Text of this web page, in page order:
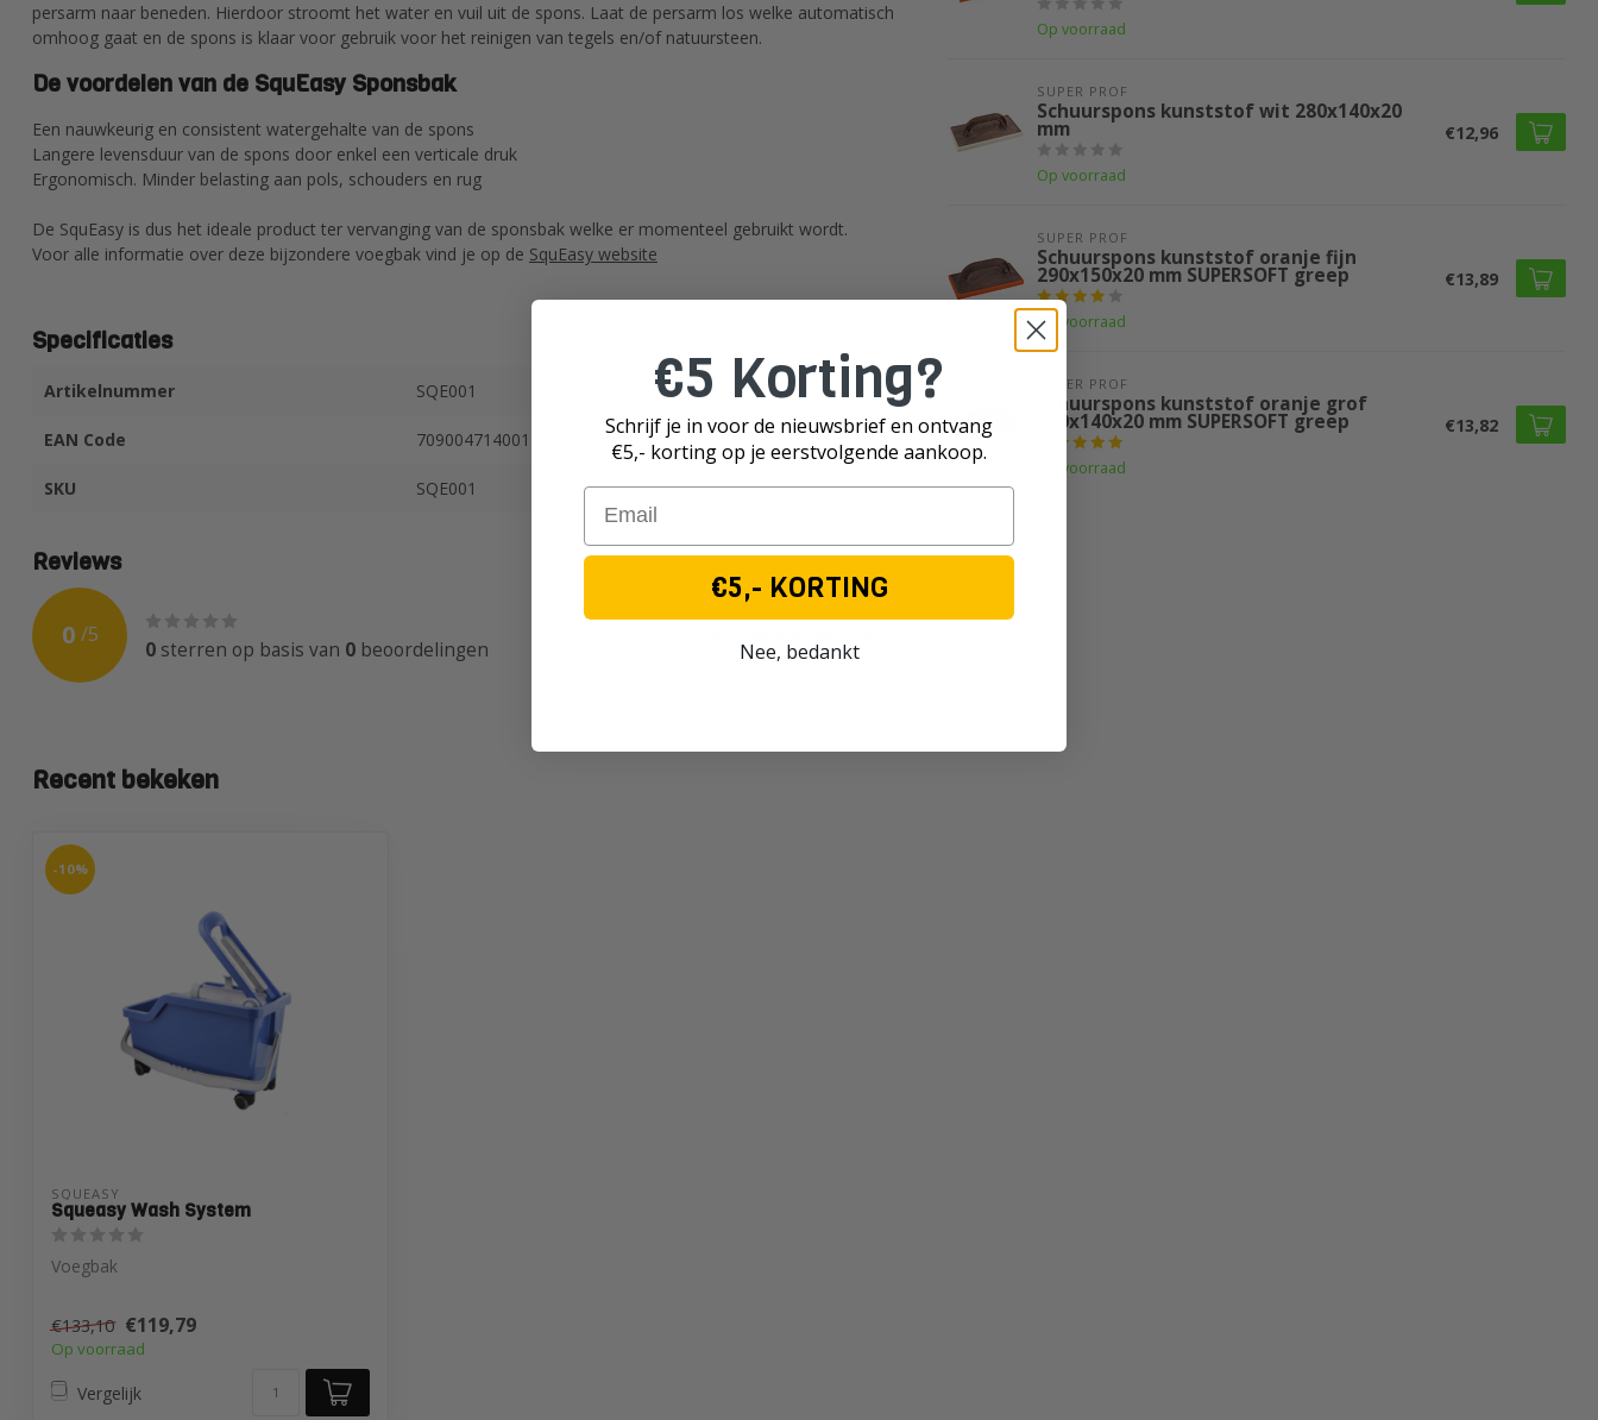
persarm naar beneden. Hierdoor stroomt het water en vuil uit de spons. Laat de persarm los welke automatisch
omhoog gaat en de spons is klaar voor gebruik voor het reinigen van tegels en/of natuursteen.
De voordelen van de SquEasy Sponsbak
Een nauwkeurig en consistent watergehalte van de spons
Langere levensduur van de spons door enkel een verticale druk
Ergonomisch. Minder belasting aan pols, schouders en rug
De SquEasy is dus het ideale product ter vervanging van de sponsbak welke er momenteel gebruikt wordt.
Voor alle informatie over deze bijzondere voegbak vind je op de SquEasy website
Specificaties
Artikelnummer SQE001
EAN Code 7090047140015
SKU SQE001
Reviews
0 /5
0 sterren op basis van 0 beoordelingen
Op voorraad
SUPER PROF
Schuurspons kunststof wit 280x140x20
mm
Op voorraad
€12,96
SUPER PROF
Schuurspons kunststof oranje fijn
290x150x20 mm SUPERSOFT greep
Op voorraad
€13,89
SUPER PROF
Schuurspons kunststof oranje grof
280x140x20 mm SUPERSOFT greep
Op voorraad
€13,82
Recent bekeken
-10%
SQUEASY
Squeasy Wash System
Voegbak
€133,10 €119,79
Op voorraad
Vergelijk
€5 Korting?
Schrijf je in voor de nieuwsbrief en ontvang
€5,- korting op je eerstvolgende aankoop.
Email
€5,- KORTING
Nee, bedankt